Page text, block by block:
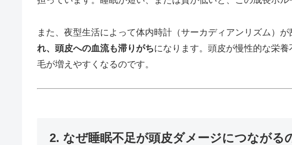
また、夜型生活によって体内時計（サーカディアンリズム）が
れ、頭皮への血流も滞りがちになります。頭皮が慢性的な栄
毛が増えやすくなるのです。
2. なぜ睡眠不足が頭皮ダメージにつながる